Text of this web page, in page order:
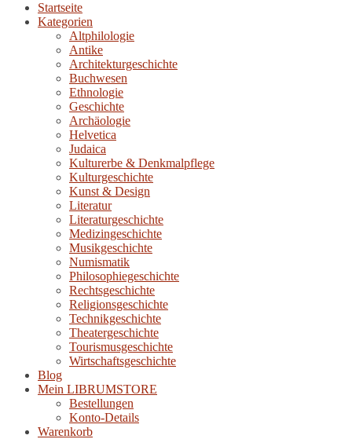
Startseite
Kategorien
Altphilologie
Antike
Architekturgeschichte
Buchwesen
Ethnologie
Geschichte
Archäologie
Helvetica
Judaica
Kulturerbe & Denkmalpflege
Kulturgeschichte
Kunst & Design
Literatur
Literaturgeschichte
Medizingeschichte
Musikgeschichte
Numismatik
Philosophiegeschichte
Rechtsgeschichte
Religionsgeschichte
Technikgeschichte
Theatergeschichte
Tourismusgeschichte
Wirtschaftsgeschichte
Blog
Mein LIBRUMSTORE
Bestellungen
Konto-Details
Warenkorb